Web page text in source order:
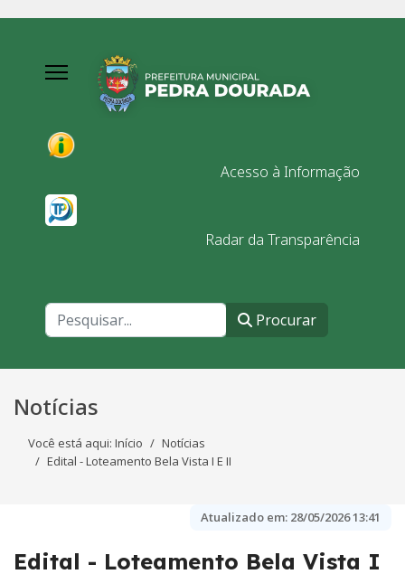
Acesso à Informação
Radar da Transparência
Procurar
Notícias
Você está aqui: Início
Notícias
Edital - Loteamento Bela Vista I E II
Atualizado em: 28/05/2026 13:41
Edital - Loteamento Bela Vista I